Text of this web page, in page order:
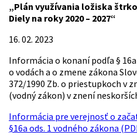
„Plán využívania ložiska
Diely na roky 2020 – 2027“
16. 02. 2023
Informácia o konaní podľa § 16a
o vodách a o zmene zákona
372/1990 Zb. o priestupkoch v
(vodný zákon) v znení
Informácia pre verejnosť o
§16a ods. 1 vodného zákona